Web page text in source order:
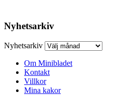
Nyhetsarkiv
Nyhetsarkiv
Om Minibladet
Kontakt
Villkor
Mina kakor